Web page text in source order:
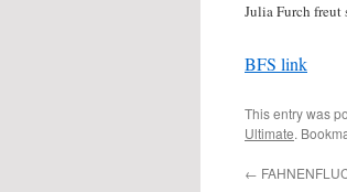
Julia Furch freut
BFS link
This entry was
Ultimate.
←